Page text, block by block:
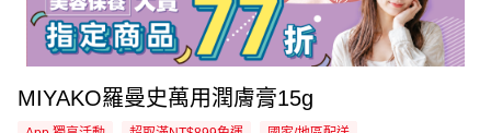
MIYAKO羅曼史萬用潤膚膏15g